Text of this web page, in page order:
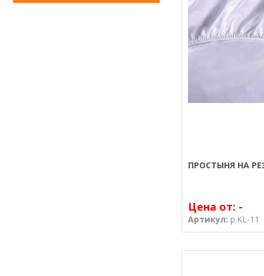
ПРОСТЫНЯ НА
Цена от: -
Артикул: р.KL-11